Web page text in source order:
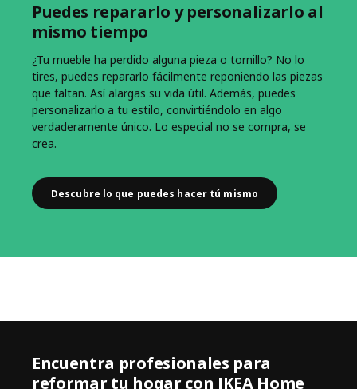
Puedes repararlo y personalizarlo al
mismo tiempo
¿Tu mueble ha perdido alguna pieza o tornillo? No lo
tires, puedes repararlo fácilmente reponiendo las piezas
que faltan. Así alargas su vida útil. Además, puedes
personalizarlo a tu estilo, convirtiéndolo en algo
verdaderamente único.​ Lo especial no se compra, se
crea.
Descubre lo que puedes hacer tú mismo
Encuentra profesionales para
reformar tu hogar con IKEA Home